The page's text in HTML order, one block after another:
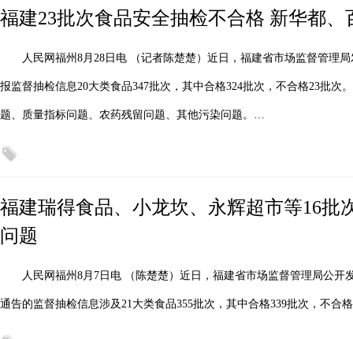
福建23批次食品安全抽检不合格 新华都、
人民网福州8月28日电 （记者陈楚楚）近日，福建省市场监督管理
报监督抽检信息20大类食品347批次，其中合格324批次，不合格23批次
题、质量指标问题、农药残留问题、其他污染问题。…
福建瑞得食品、小龙坎、永辉超市等16批
问题
人民网福州8月7日电 （陈楚楚）近日，福建省市场监督管理局公开
通告的监督抽检信息涉及21大类食品355批次，其中合格339批次，不合